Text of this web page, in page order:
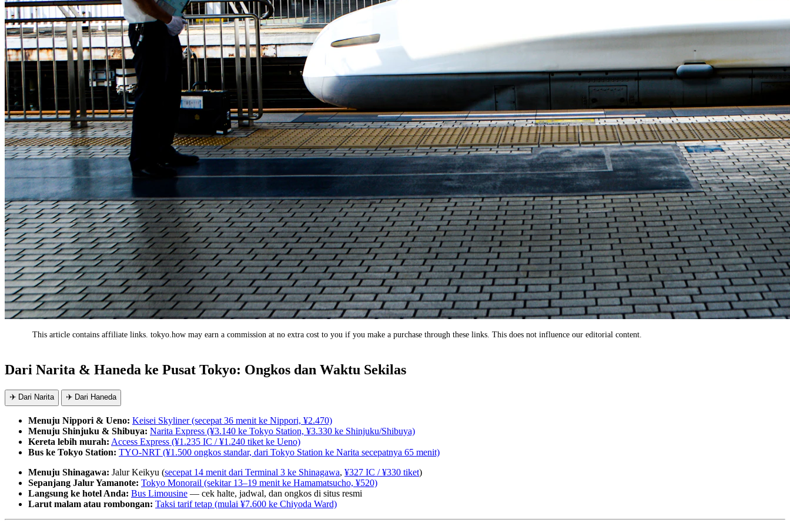
This article contains affiliate links. tokyo.how may earn a commission at no extra cost to you if you make a purchase through these links. This does not influence our editorial content.
Dari Narita & Haneda ke Pusat Tokyo: Ongkos dan Waktu Sekilas
✈️ Dari Narita ✈️ Dari Haneda
Menuju Nippori & Ueno: Keisei Skyliner (secepat 36 menit ke Nippori, ¥2.470)
Menuju Shinjuku & Shibuya: Narita Express (¥3.140 ke Tokyo Station, ¥3.330 ke Shinjuku/Shibuya)
Kereta lebih murah: Access Express (¥1.235 IC / ¥1.240 tiket ke Ueno)
Bus ke Tokyo Station: TYO-NRT (¥1.500 ongkos standar, dari Tokyo Station ke Narita secepatnya 65 menit)
Menuju Shinagawa: Jalur Keikyu (secepat 14 menit dari Terminal 3 ke Shinagawa, ¥327 IC / ¥330 tiket)
Sepanjang Jalur Yamanote: Tokyo Monorail (sekitar 13–19 menit ke Hamamatsucho, ¥520)
Langsung ke hotel Anda: Bus Limousine — cek halte, jadwal, dan ongkos di situs resmi
Larut malam atau rombongan: Taksi tarif tetap (mulai ¥7.600 ke Chiyoda Ward)